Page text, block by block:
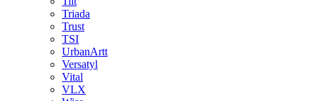
Triada
Trust
TSI
UrbanArtt
Versatyl
Vital
VLX